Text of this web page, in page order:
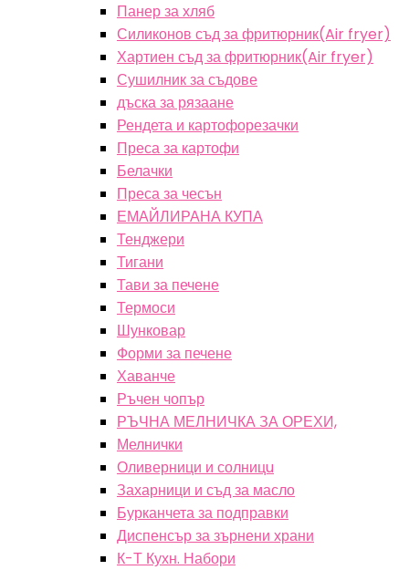
Панер за хляб
Силиконов съд за фритюрник(Air fryer)
Хартиен съд за фритюрник(Air fryer)
Сушилник за съдове
дъска за рязаане
Рендета и картофорезачки
Преса за картофи
Белачки
Преса за чесън
ЕМАЙЛИРАНА КУПА
Тенджери
Тигани
Тави за печене
Термоси
Шунковар
Форми за печене
Хаванче
Ръчен чопър
РЪЧНА МЕЛНИЧКА ЗА ОРЕХИ,
Мелнички
Оливерници и солницu
Захарници и съд за масло
Бурканчета за подправки
Диспенсър за зърнени храни
К-Т Кухн. Набори